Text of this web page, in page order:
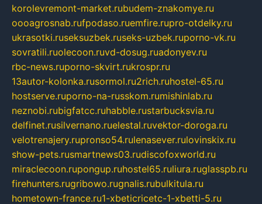
korolevremont-market.rubudem-znakomye.ru
oooagrosnab.rufpodaso.ruemfire.rupro-otdelky.ru
ukrasotki.ruseksuzbek.ruseks-uzbek.ruporno-vk.ru
sovratili.ruolecoon.ruvd-dosug.ruadonyev.ru
rbc-news.ruporno-skvirt.rukrospr.ru
13autor-kolonka.rusormol.ru2rich.ruhostel-65.ru
hostserve.ruporno-na-russkom.rumishinlab.ru
neznobi.rubigfatcc.ruhabble.rustarbucksvia.ru
delfinet.rusilvernano.ruelestal.ruvektor-doroga.ru
velotrenajery.rupronso54.rulenasever.rulovinskix.ru
show-pets.rusmartnews03.rudiscofoxworld.ru
miraclecoon.rupongup.ruhostel65.ruliura.ruglasspb.ru
firehunters.rugribowo.rugnalis.rubulkitula.ru
hometown-france.ru1-xbeticricetc-1-xbetti-5.ru